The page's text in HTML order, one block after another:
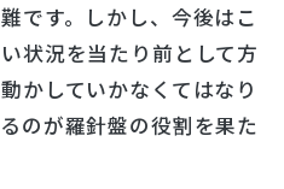
です。しかし、今後はこ
状況を当たり前として方
かしていかなくてはなり
のが羅針盤の役割を果た